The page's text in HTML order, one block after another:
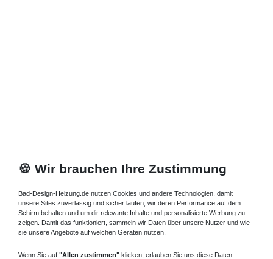
🍪 Wir brauchen Ihre Zustimmung
Bad-Design-Heizung.de nutzen Cookies und andere Technologien, damit
unsere Sites zuverlässig und sicher laufen, wir deren Performance auf dem
Schirm behalten und um dir relevante Inhalte und personalisierte Werbung zu
zeigen. Damit das funktioniert, sammeln wir Daten über unsere Nutzer und wie
sie unsere Angebote auf welchen Geräten nutzen.
Wenn Sie auf "Allen zustimmen" klicken, erlauben Sie uns diese Daten